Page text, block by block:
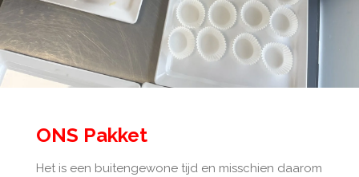
ONS Pakket
Het is een buitengewone tijd en misschien daarom